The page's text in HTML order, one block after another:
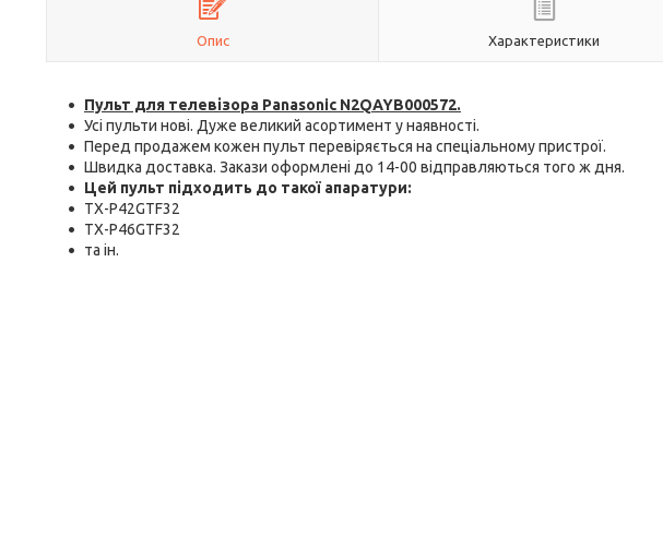
Опис Характеристики
Пульт для телевізора Panasonic N2QAYB000572.
Усі пульти нові. Дуже великий асортимент у наявності.
Перед продажем кожен пульт перевіряється на спеціальному пристрої.
Швидка доставка. Закази оформлені до 14-00 відправляються того ж дня.
Цей пульт підходить до такої апаратури:
TX-P42GTF32
TX-P46GTF32
та ін.